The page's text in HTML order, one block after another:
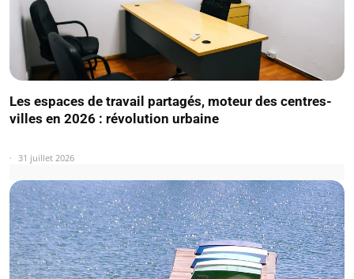
Les espaces de travail partagés, moteur des centres-
villes en 2026 : révolution urbaine
31 juillet 2026